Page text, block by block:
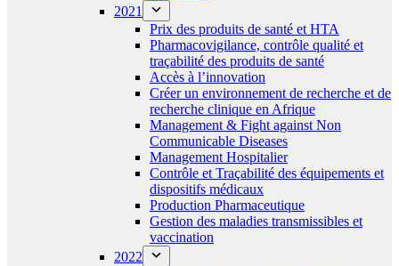
2021
Prix des produits de santé et HTA
Pharmacovigilance, contrôle qualité et
traçabilité des produits de santé
Accès à l’innovation
Créer un environnement de recherche et de
recherche clinique en Afrique
Management & Fight against Non
Communicable Diseases
Management Hospitalier
Contrôle et Traçabilité des équipements et
dispositifs médicaux
Production Pharmaceutique
Gestion des maladies transmissibles et
vaccination
2022